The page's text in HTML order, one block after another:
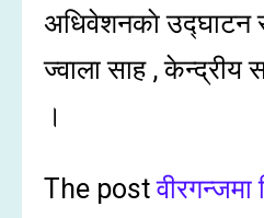
अधिवेशनकाे उद्घाटन
ज्वाला साह , केन्द्रीय
।
The post